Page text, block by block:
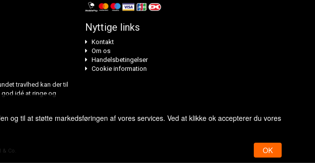
travlhed kan der til
idé at ringe og
Nyttige links
Kontakt
Om os
Handelsbetingelser
Cookie information
Co.
og til at støtte markedsføringen af vores services. Ved at klikke ok accepterer du vores